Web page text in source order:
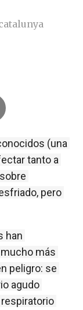
(una
tanto a
pero
han
más
peligro: se
agudo
respiratorio